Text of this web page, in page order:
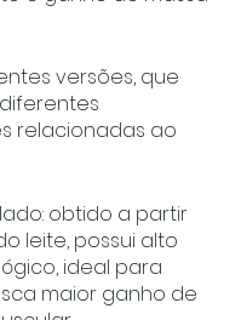
versões, que
relacionadas ao
obtido a partir
leite, possui alto
ideal para
maior ganho de